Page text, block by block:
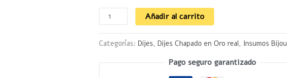
Añadir al carrito
Categorías: Dijes, Dijes Chapado en Oro real, Insumos Bijou
Pago seguro garantizado